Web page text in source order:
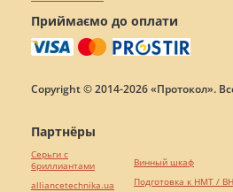
Приймаємо до оплати
Copyright © 2014-2026 «Протокол».
Партнёры
Серьги с
бриллиантами
alliancetechnika.ua
Винный шкаф
Подготовка к НМТ /